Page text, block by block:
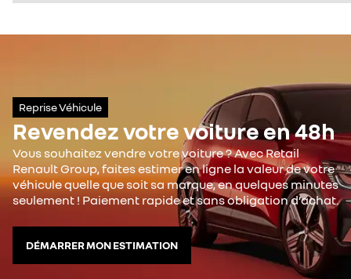
Reprise Véhicule
Revendez votre voiture en 48h
Vous souhaitez vendre votre voiture ? Avec Retail
Renault Group, faites estimer en ligne la valeur de votre
véhicule quelle que soit sa marque, en quelques minutes
seulement ! Paiement rapide et sans obligation d’achat.
DÉMARRER MON ESTIMATION